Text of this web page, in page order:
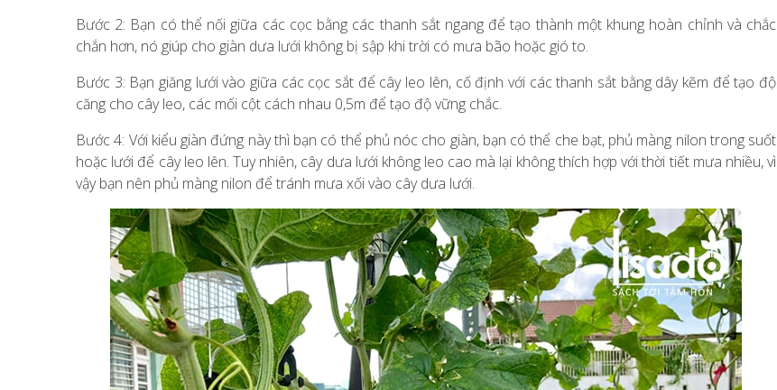
Bước 2: Bạn có thể nối giữa các cọc bằng các thanh sắt ngang để tạo thành một khung hoàn chỉnh và chắc
chắn hơn, nó giúp cho giàn dưa lưới không bị sập khi trời có mưa bão hoặc gió to.
Bước 3: Bạn giăng lưới vào giữa các cọc sắt để cây leo lên, cố định với các thanh sắt bằng dây kẽm để tạo độ
căng cho cây leo, các mối cột cách nhau 0,5m để tạo độ vững chắc.
Bước 4: Với kiểu giàn đứng này thì bạn có thể phủ nóc cho giàn, bạn có thể che bạt, phủ màng nilon trong suốt
hoặc lưới để cây leo lên. Tuy nhiên, cây dưa lưới không leo cao mà lại không thích hợp với thời tiết mưa nhiều, vì
vậy bạn nên phủ màng nilon để tránh mưa xối vào cây dưa lưới.